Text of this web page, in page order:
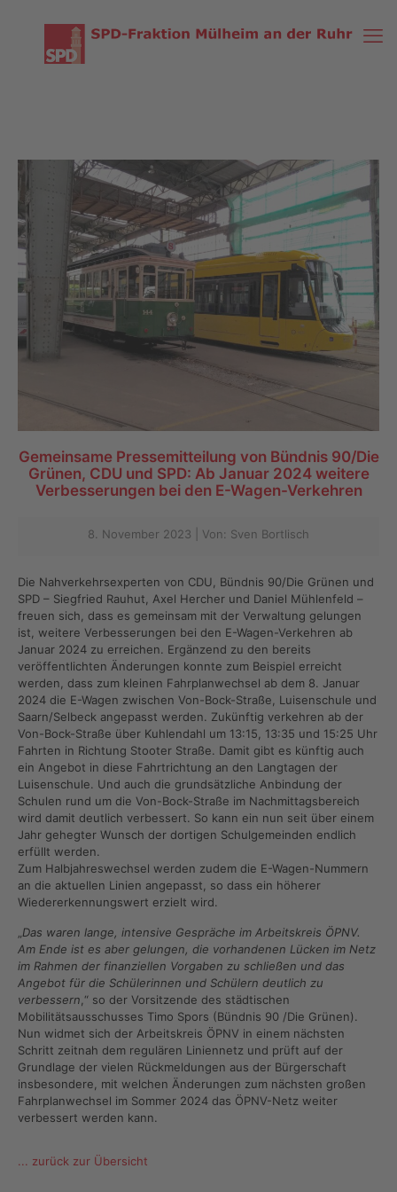
Gemeinsame Pressemitteilung von Bündnis 90/Die
Grünen, CDU und SPD: Ab Januar 2024 weitere
Verbesserungen bei den E-Wagen-Verkehren
8. November 2023 | Von: Sven Bortlisch
Die Nahverkehrsexperten von CDU, Bündnis 90/Die Grünen und
SPD – Siegfried Rauhut, Axel Hercher und Daniel Mühlenfeld –
freuen sich, dass es gemeinsam mit der Verwaltung gelungen
ist, weitere Verbesserungen bei den E-Wagen-Verkehren ab
Januar 2024 zu erreichen. Ergänzend zu den bereits
veröffentlichten Änderungen konnte zum Beispiel erreicht
werden, dass zum kleinen Fahrplanwechsel ab dem 8. Januar
2024 die E-Wagen zwischen Von-Bock-Straße, Luisenschule und
Saarn/Selbeck angepasst werden. Zukünftig verkehren ab der
Von-Bock-Straße über Kuhlendahl um 13:15, 13:35 und 15:25 Uhr
Fahrten in Richtung Stooter Straße. Damit gibt es künftig auch
ein Angebot in diese Fahrtrichtung an den Langtagen der
Luisenschule. Und auch die grundsätzliche Anbindung der
Schulen rund um die Von-Bock-Straße im Nachmittagsbereich
wird damit deutlich verbessert. So kann ein nun seit über einem
Jahr gehegter Wunsch der dortigen Schulgemeinden endlich
erfüllt werden.
Zum Halbjahreswechsel werden zudem die E-Wagen-Nummern
an die aktuellen Linien angepasst, so dass ein höherer
Wiedererkennungswert erzielt wird.
Das waren lange, intensive Gespräche im Arbeitskreis ÖPNV.
Am Ende ist es aber gelungen, die vorhandenen Lücken im Netz
im Rahmen der finanziellen Vorgaben zu schließen und das
Angebot für die Schülerinnen und Schülern deutlich zu
verbessern ,“ so der Vorsitzende des städtischen
Mobilitätsausschusses Timo Spors (Bündnis 90 /Die Grünen).
Nun widmet sich der Arbeitskreis ÖPNV in einem nächsten
Schritt zeitnah dem regulären Liniennetz und prüft auf der
Grundlage der vielen Rückmeldungen aus der Bürgerschaft
insbesondere, mit welchen Änderungen zum nächsten großen
Fahrplanwechsel im Sommer 2024 das ÖPNV-Netz weiter
verbessert werden kann.
... zurück zur Übersicht